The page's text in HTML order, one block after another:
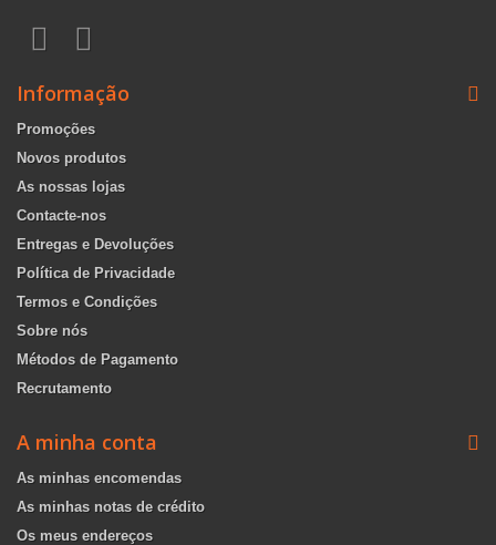
Informação
Promoções
Novos produtos
As nossas lojas
Contacte-nos
Entregas e Devoluções
Política de Privacidade
Termos e Condições
Sobre nós
Métodos de Pagamento
Recrutamento
A minha conta
As minhas encomendas
As minhas notas de crédito
Os meus endereços